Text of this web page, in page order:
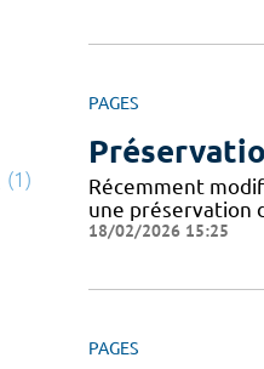
PAGES
Récemment
une préservation
18/02/2026 15:25
PAGES
(1)